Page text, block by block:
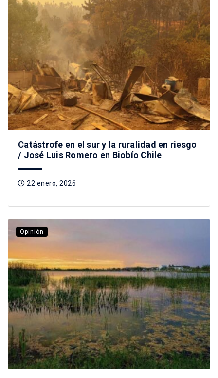
Catástrofe en el sur y la ruralidad en riesgo
/ José Luis Romero en Biobío Chile
22 enero, 2026
Opinión